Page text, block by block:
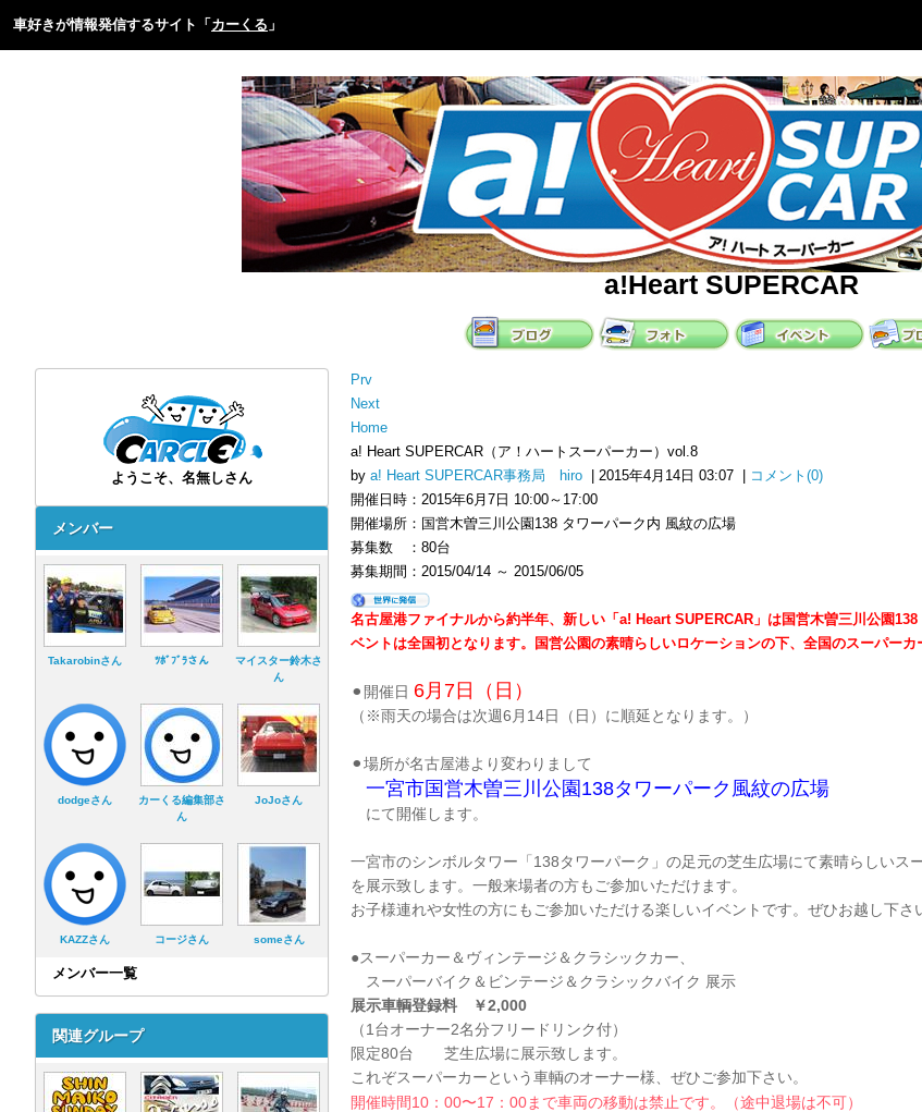
車好きが情報発信するサイト「 カーくる 」
a!Heart SUPERCAR
ようこそ、名無しさん
メンバー
Takarobinさん ﾂﾎﾞﾌﾞﾗさん
マイスター鈴木さ
ん
dodgeさん
カーくる編集部さ
ん
JoJoさん
KAZZさん コージさん someさん
メンバー一覧
関連グループ
Prv
Next
Home
a! Heart SUPERCAR（ア！ハートスーパーカー）vol.8
by a! Heart SUPERCAR事務局 hiro | 2015年4月14日 03:07 |
コメント(0)
開催日時：2015年6月7日 10:00～17:00
開催場所：国営木曽三川公園138 タワーパーク内 風紋の広場
募集数 ：80台
募集期間：2015/04/14 ～ 2015/06/05
名古屋港ファイナルから約半年、新しい「a! Heart SUPERCAR」は国営木曽三川公園
ベントは全国初となります。国営公園の素晴らしいロケーションの下、全国のスーパー
⚫︎開催日 6月7日（日）
（※雨天の場合は次週6月14日（日）に順延となります。）
⚫︎場所が名古屋港より変わりまして
一宮市国営木曽三川公園138タワーパーク風紋の広場
にて開催します。
一宮市のシンボルタワー「138タワーパーク」の足元の芝生広場にて素晴らしいス
を展示致します。一般来場者の方もご参加いただけます。
お子様連れや女性の方にもご参加いただける楽しいイベントです。ぜひお越し下さ
●スーパーカー＆ヴィンテージ＆クラシックカー、
スーパーバイク＆ビンテージ＆クラシックバイク 展示
展示車輌登録料 ￥2,000
（1台オーナー2名分フリードリンク付）
限定80台 芝生広場に展示致します。
これぞスーパーカーという車輌のオーナー様、ぜひご参加下さい。
開催時間10：00〜17：00まで車両の移動は禁止です。（途中退場は不可）